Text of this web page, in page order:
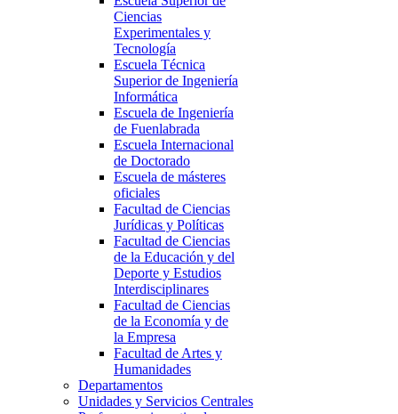
Ciencias
Experimentales y
Tecnología
Escuela Técnica
Superior de Ingeniería
Informática
Escuela de Ingeniería
de Fuenlabrada
Escuela Internacional
de Doctorado
Escuela de másteres
oficiales
Facultad de Ciencias
Jurídicas y Políticas
Facultad de Ciencias
de la Educación y del
Deporte y Estudios
Interdisciplinares
Facultad de Ciencias
de la Economía y de
la Empresa
Facultad de Artes y
Humanidades
Departamentos
Unidades y Servicios Centrales